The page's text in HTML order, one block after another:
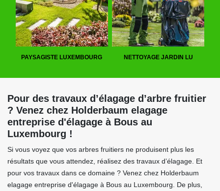
PAYSAGISTE LUXEMBOURG NETTOYAGE JARDIN LU
Pour des travaux d’élagage d’arbre fruitier
? Venez chez Holderbaum elagage
entreprise d'élagage à Bous au
Luxembourg !
Si vous voyez que vos arbres fruitiers ne produisent plus les
résultats que vous attendez, réalisez des travaux d’élagage. Et
pour vos travaux dans ce domaine ? Venez chez Holderbaum
elagage entreprise d'élagage à Bous au Luxembourg. De plus,